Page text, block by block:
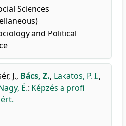
Sciences
and Political
J., Bács, Z., Lakatos, P. I.,
É.: Képzés a profi